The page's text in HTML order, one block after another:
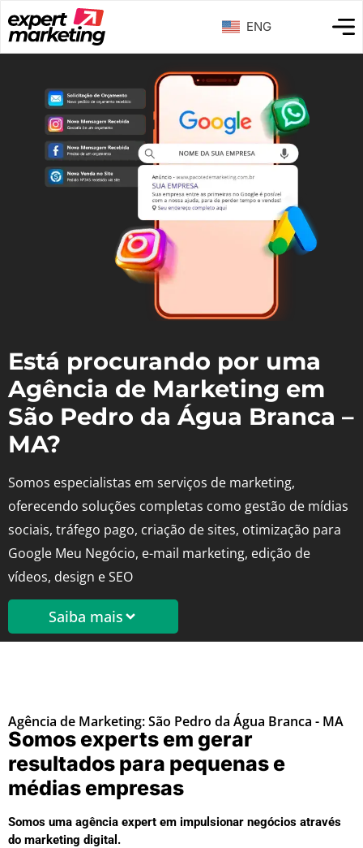
ENG
Está procurando por uma
Agência de Marketing em
São Pedro da Água Branca –
MA?
Somos especialistas em serviços de marketing,
oferecendo soluções completas como gestão de mídias
sociais, tráfego pago, criação de sites, otimização para
Google Meu Negócio, e-mail marketing, edição de
vídeos, design e SEO
Saiba mais
Agência de Marketing: São Pedro da Água Branca - MA
Somos experts em gerar
resultados para pequenas e
médias empresas
Somos uma agência expert em impulsionar negócios através
do marketing digital.